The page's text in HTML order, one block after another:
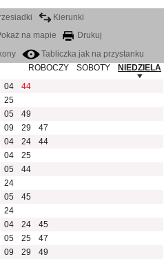
Kierunki
na mapie
Drukuj
Tabliczka jak na przystanku
ROBOCZY
SOBOTY
NIEDZIELA
04
44
25
05
49
09 29
47
04 24
44
04
25
05
44
24
05
45
24
04 24
45
05 25
47
09 29 49